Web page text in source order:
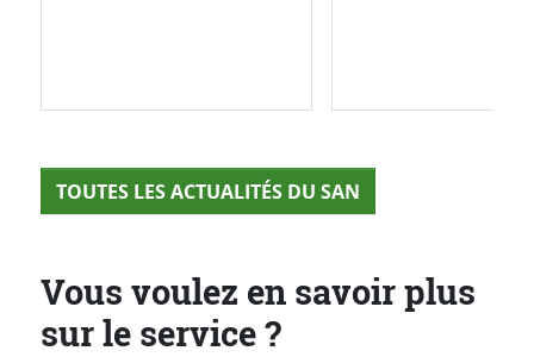
TOUTES LES ACTUALITÉS DU SAN
Vous voulez en savoir plus
sur le service ?